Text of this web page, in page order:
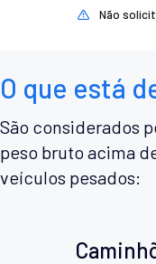
Não
O que está
São considerados
peso bruto acima
veículos pesados: